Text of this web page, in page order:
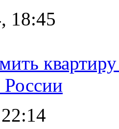
18:45
России